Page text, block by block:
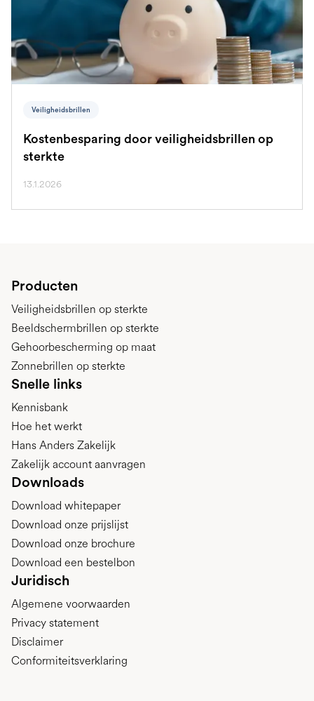
Veiligheidsbrillen
Kostenbesparing door veiligheidsbrillen op
sterkte
13.1.2026
Producten
Veiligheidsbrillen op sterkte
Beeldschermbrillen op sterkte
Gehoorbescherming op maat
Zonnebrillen op sterkte
Snelle links
Kennisbank
Hoe het werkt
Hans Anders Zakelijk
Zakelijk account aanvragen
Downloads
Download whitepaper
Download onze prijslijst
Download onze brochure
Download een bestelbon
Juridisch
Algemene voorwaarden
Privacy statement
Disclaimer
Conformiteitsverklaring